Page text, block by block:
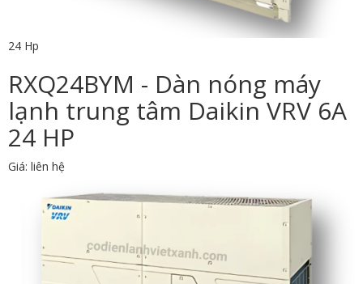
24 Hp
RXQ24BYM - Dàn nóng máy
lạnh trung tâm Daikin VRV 6A
24 HP
Giá: liên hệ